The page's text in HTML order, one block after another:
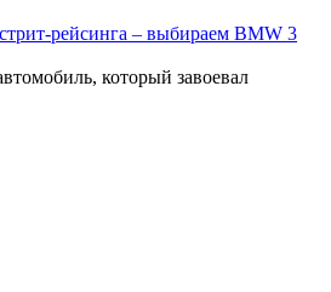
рейсинга – выбираем BMW 3
который завоевал